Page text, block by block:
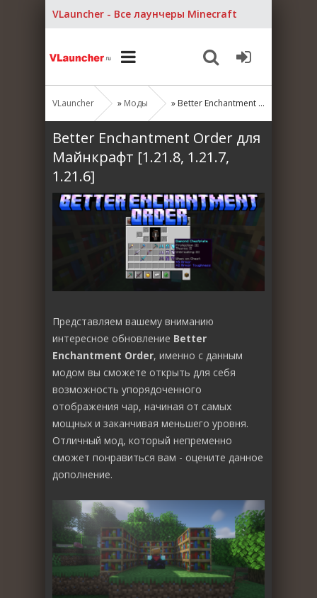
VLauncher - Все лаунчеры Minecraft
VLauncher » Моды » Better Enchantment Order для Майнкрафт [1.21.8, 1.21.7, 1.21.6]
Better Enchantment Order для
Майнкрафт [1.21.8, 1.21.7,
1.21.6]
Представляем вашему вниманию
интересное обновление Better
Enchantment Order, именно с данным
модом вы сможете открыть для себя
возможность упорядоченного
отображения чар, начиная от самых
мощных и заканчивая меньшего уровня.
Отличный мод, который непременно
сможет понравиться вам - оцените данное
дополнение.